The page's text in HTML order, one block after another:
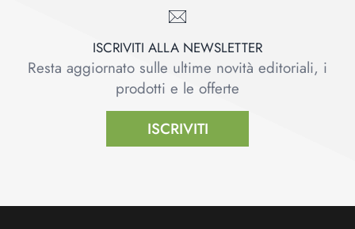
ISCRIVITI ALLA NEWSLETTER
Resta aggiornato sulle ultime novità editoriali, i
prodotti e le offerte
ISCRIVITI